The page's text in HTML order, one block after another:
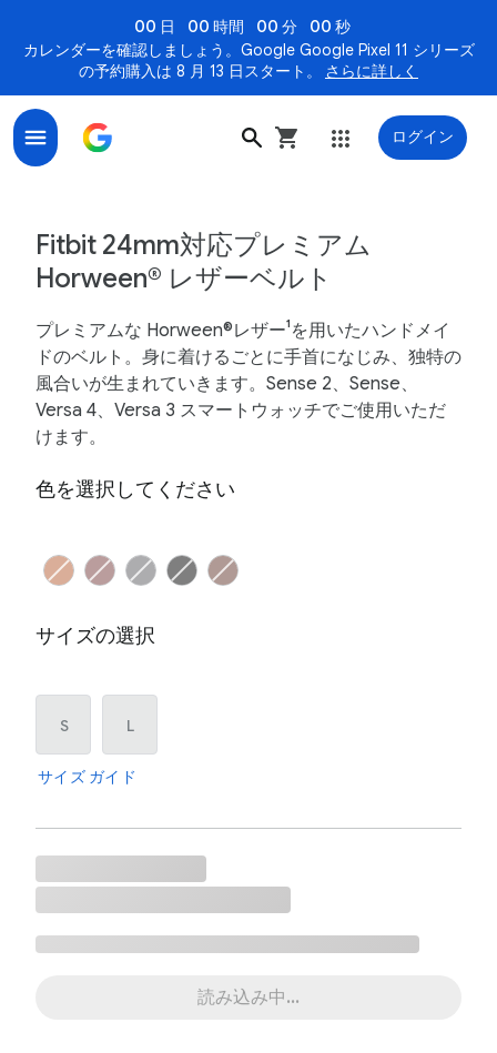
00 日 00 時間 00 分
00 秒
カレンダーを確認しましょう。Google Google Pixel 11 シリーズ
の予約購入は 8 月 13 日スタート。
さらに詳しく
ログイン
Fitbit 24mm対応プレミアム
Horween® レザーベルト
プレミアムな Horween®レザー¹を用いたハンドメイ
ドのベルト。身に着けるごとに手首になじみ、独特の
風合いが生まれていきます。Sense 2、Sense、
Versa 4、Versa 3 スマートウォッチでご使用いただ
けます。
色を選択してください
サイズの選択
S L
サイズ ガイド
読み込み中...